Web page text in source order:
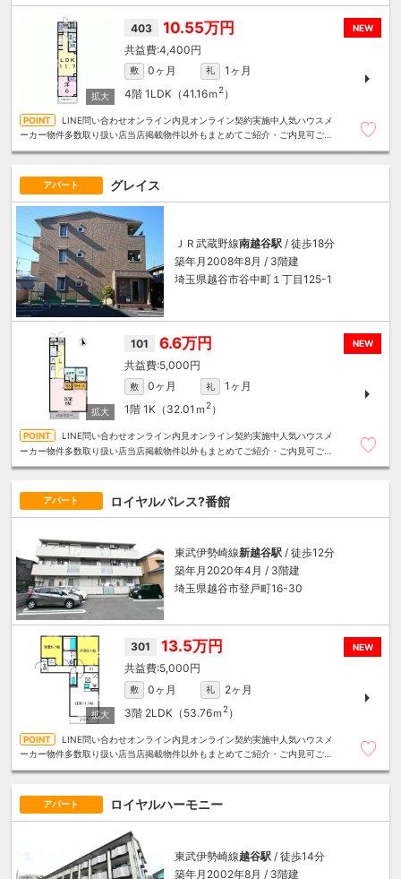
NEW
403 10.55万円
4,400円
敷 0ヶ月 礼
1ヶ月
4階 1LDK（41.16ｍ 2）
LINE問い合わせオンライン内見オンライン契約実施中人気ハウスメ
ーカー物件多数取り扱い店当店掲載物件以外もまとめてご紹介・ご内見可ご予
アパート グレイス
ＪＲ武蔵野線南越谷駅 / 徒歩18分
築年月2008年8月 / 3階建
埼玉県越谷市谷中町１丁目125-1
NEW
101 6.6万円
5,000円
敷 0ヶ月 礼
1ヶ月
1階 1K（32.01ｍ 2）
LINE問い合わせオンライン内見オンライン契約実施中人気ハウスメ
ーカー物件多数取り扱い店当店掲載物件以外もまとめてご紹介・ご内見可ご予
アパート ロイヤルパレス?番館
東武伊勢崎線新越谷駅 / 徒歩12分
築年月2020年4月 / 3階建
埼玉県越谷市登戸町16-30
NEW
301 13.5万円
5,000円
敷 0ヶ月 礼
2ヶ月
3階 2LDK（53.76ｍ 2）
LINE問い合わせオンライン内見オンライン契約実施中人気ハウスメ
ーカー物件多数取り扱い店当店掲載物件以外もまとめてご紹介・ご内見可ご予
アパート ロイヤルハーモニー
東武伊勢崎線越谷駅 / 徒歩14分
築年月2002年8月 / 3階建